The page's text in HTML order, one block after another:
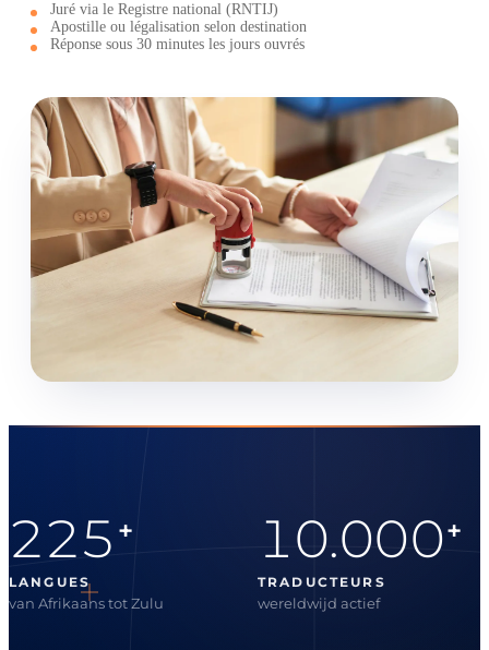
Juré via le Registre national (RNTIJ)
Apostille ou légalisation selon destination
Réponse sous 30 minutes les jours ouvrés
225 +
LANGUES
van Afrikaans tot Zulu
10.000+
TRADUCTEURS
wereldwijd actief